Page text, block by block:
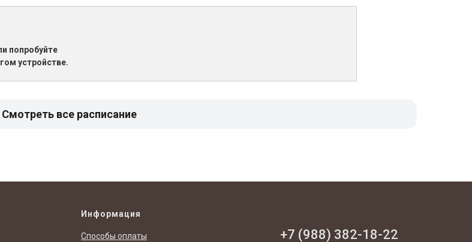
попробуйте
устройстве.
Смотреть все расписание
Информация
Способы оплаты +7 (988) 382-18-22